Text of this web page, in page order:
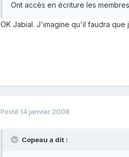
Ont accès en écriture les
OK Jabial. J'imagine qu'il faudra
Posté 14 janvier 2008
Copeau a dit :